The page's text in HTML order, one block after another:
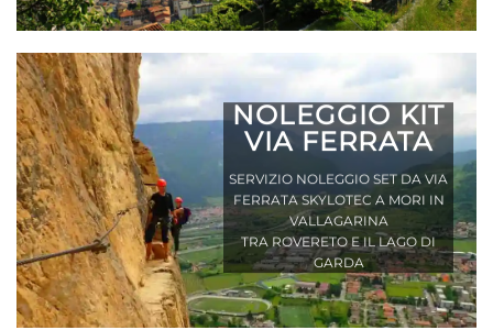
NOLEGGIO KIT
VIA FERRATA
SERVIZIO NOLEGGIO SET DA VIA
FERRATA SKYLOTEC A MORI IN
VALLAGARINA
TRA ROVERETO E IL LAGO DI
GARDA